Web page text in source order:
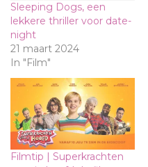
Sleeping Dogs, een
lekkere thriller voor date-
night
21 maart 2024
In "Film"
Filmtip | Superkrachten